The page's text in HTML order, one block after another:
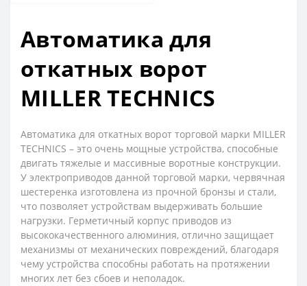
Автоматика для
откатных ворот
MILLER TECHNICS
Автоматика для откатных ворот торговой марки MILLER
TECHNICS – это очень мощные устройства, способные
двигать тяжелые и массивные воротные конструкции.
У электроприводов данной торговой марки, червячная
шестеренка изготовлена из прочной бронзы и стали,
что позволяет устройствам выдерживать большие
нагрузки. Герметичный корпус приводов из
высококачественного алюминия, отлично защищает
механизмы от механических повреждений, благодаря
чему устройства способны работать на протяжении
многих лет без сбоев и неполадок.